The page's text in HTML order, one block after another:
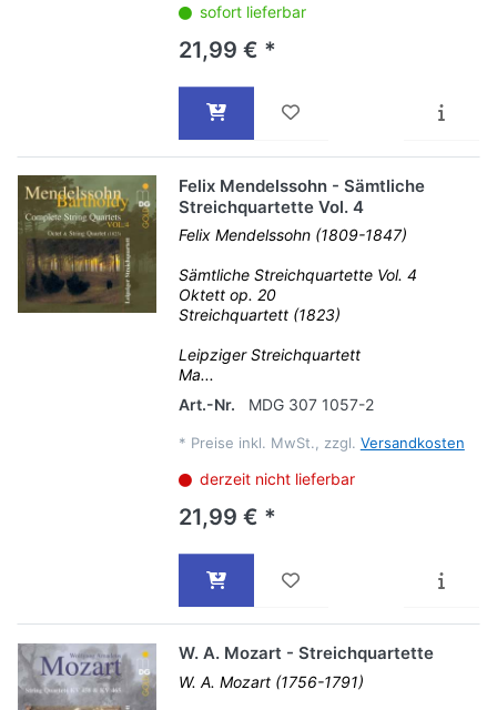
sofort lieferbar
21,99 € *
Felix Mendelssohn - Sämtliche
Streichquartette Vol. 4
Felix Mendelssohn (1809-1847)
Sämtliche Streichquartette Vol. 4
Oktett op. 20
Streichquartett (1823)
Leipziger Streichquartett
Ma...
Art.-Nr.
MDG 307 1057-2
* Preise inkl. MwSt., zzgl. Versandkosten
derzeit nicht lieferbar
21,99 € *
W. A. Mozart - Streichquartette
W. A. Mozart (1756-1791)